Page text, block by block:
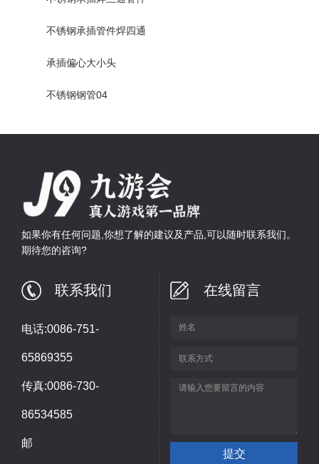
不锈钢承插管件焊四通
承插偏心大小头
不锈钢钢管04
如果你有任何问题,你想了解的建议及产品,可以随时联系我们。
期待您的咨询?
联系我们
电话:0086-751-
65869355
传真:0086-730-
86534585
邮
在线留言